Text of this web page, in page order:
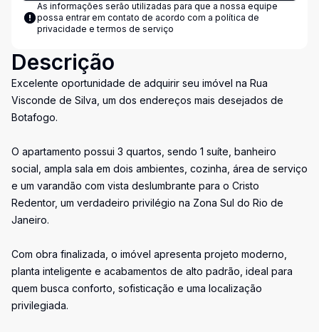
As informações serão utilizadas para que a nossa equipe
possa entrar em contato de acordo com a política de
privacidade e termos de serviço
Descrição
Excelente oportunidade de adquirir seu imóvel na Rua
Visconde de Silva, um dos endereços mais desejados de
Botafogo.
O apartamento possui 3 quartos, sendo 1 suíte, banheiro
social, ampla sala em dois ambientes, cozinha, área de serviço
e um varandão com vista deslumbrante para o Cristo
Redentor, um verdadeiro privilégio na Zona Sul do Rio de
Janeiro.
Com obra finalizada, o imóvel apresenta projeto moderno,
planta inteligente e acabamentos de alto padrão, ideal para
quem busca conforto, sofisticação e uma localização
privilegiada.